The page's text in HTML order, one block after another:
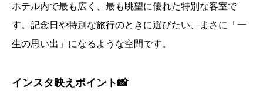
ホテル内で最も広く、最も眺望に優れた特別な客室で
す。記念日や特別な旅行のときに選びたい、まさに「一
生の思い出」になるような空間です。
インスタ映えポイント📸